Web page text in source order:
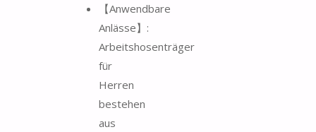
【Anwendbare
Anlässe】:
Arbeitshosenträger
für
Herren
bestehen
aus